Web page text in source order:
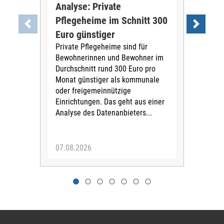
Analyse: Private
Pflegeheime im Schnitt 300
Euro günstiger
Private Pflegeheime sind für
Bewohnerinnen und Bewohner im
Durchschnitt rund 300 Euro pro
Monat günstiger als kommunale
oder freigemeinnützige
Einrichtungen. Das geht aus einer
Analyse des Datenanbieters...
07.08.2026